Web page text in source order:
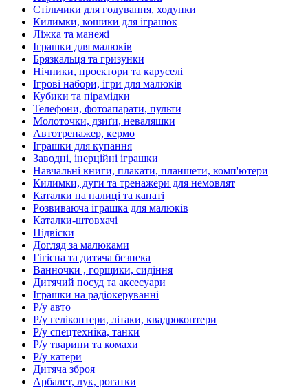
Стільчики для годування, ходунки
Килимки, кошики для іграшок
Ліжка та манежі
Іграшки для малюків
Брязкальця та гризунки
Нічники, проектори та каруселі
Ігрові набори, ігри для малюків
Кубики та пірамідки
Телефони, фотоапарати, пульти
Молоточки, дзиґи, неваляшки
Автотренажер, кермо
Іграшки для купання
Заводні, інерційні іграшки
Навчальні книги, плакати, планшети, комп'ютери
Килимки, дуги та тренажери для немовлят
Каталки на палиці та канаті
Розвиваюча іграшка для малюків
Каталки-штовхачі
Підвіски
Догляд за малюками
Гігієна та дитяча безпека
Ванночки , горщики, сидіння
Дитячий посуд та аксесуари
Іграшки на радіокеруванні
Р/у авто
Р/у гелікоптери, літаки, квадрокоптери
Р/у спецтехніка, танки
Р/у тварини та комахи
Р/у катери
Дитяча зброя
Арбалет, лук, рогатки